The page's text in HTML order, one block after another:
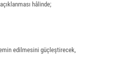
hâlinde;
edilmesini güçleştirecek,